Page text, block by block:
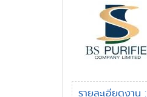
รายละเอียดงาน :